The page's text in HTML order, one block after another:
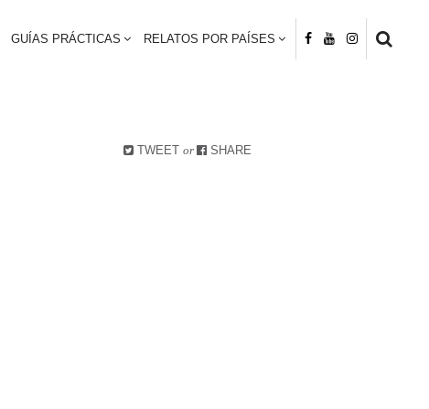
GUÍAS PRÁCTICAS RELATOS POR PAÍSES
TWEET or SHARE